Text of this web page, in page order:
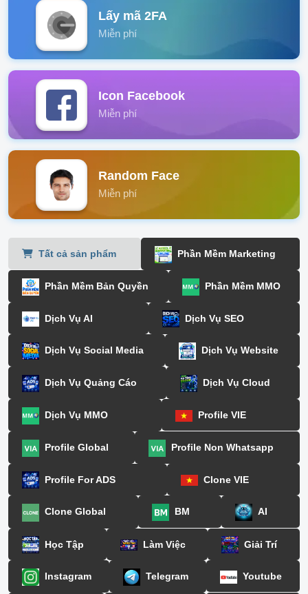
Lấy mã 2FA
Miễn phí
Icon Facebook
Miễn phí
Random Face
Miễn phí
Tất cả sản phẩm Phần Mềm Marketing
Phần Mềm Bản Quyền Phần Mềm MMO
Dịch Vụ AI Dịch Vụ SEO
Dịch Vụ Social Media Dịch Vụ Website
Dịch Vụ Quảng Cáo Dịch Vụ Cloud
Dịch Vụ MMO Profile VIE
Profile Global Profile Non Whatsapp
Profile For ADS Clone VIE
Clone Global BM AI
Học Tập Làm Việc Giải Trí
Instagram Telegram Youtube